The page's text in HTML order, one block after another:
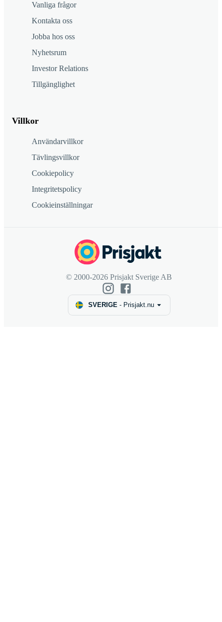
Vanliga frågor
Kontakta oss
Jobba hos oss
Nyhetsrum
Investor Relations
Tillgänglighet
Villkor
Användarvillkor
Tävlingsvillkor
Cookiepolicy
Integritetspolicy
Cookieinställningar
© 2000-2026 Prisjakt Sverige AB
SVERIGE- Prisjakt.nu